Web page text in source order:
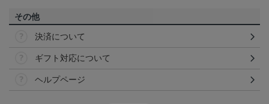
その他
決済について
ギフト対応について
ヘルプページ